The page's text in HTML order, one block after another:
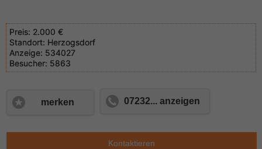
Preis: 2.000 €
Standort: Herzogsdorf
Anzeige: 534027
Besucher: 5863
merken 07232... anzeigen
Kontaktieren